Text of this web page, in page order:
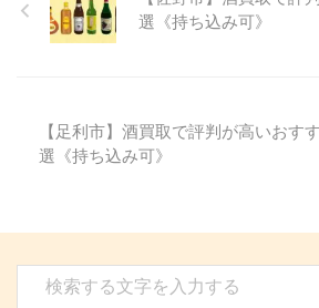
選《持ち込み可》
【足利市】酒買取で評判が高いおす
選《持ち込み可》